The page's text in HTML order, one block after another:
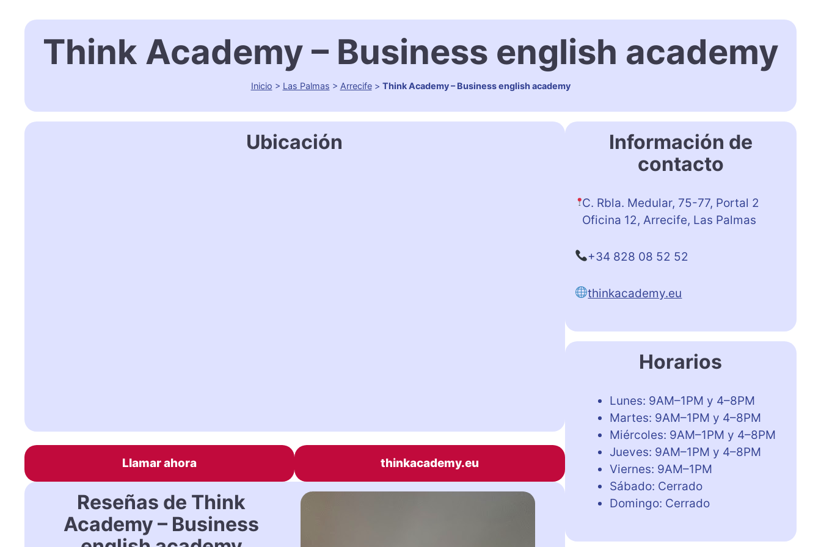
Think Academy – Business english academy
Inicio > Las Palmas > Arrecife> Think Academy – Business english academy
Ubicación
Llamar ahora thinkacademy.eu
Reseñas de Think
Academy – Business
Información de
contacto
C. Rbla. Medular, 75-77, Portal 2
Oficina 12, Arrecife, Las Palmas
+34 828 08 52 52
thinkacademy.eu
Horarios
Lunes: 9AM–1PM y 4–8PM
Martes: 9AM–1PM y 4–8PM
Miércoles: 9AM–1PM y 4–8PM
Jueves: 9AM–1PM y 4–8PM
Viernes: 9AM–1PM
Sábado: Cerrado
Domingo: Cerrado